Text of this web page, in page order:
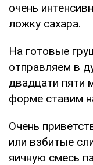
очень
ложку сахара.
На готовые
отправляем в
двадцати пяти
форме ставим
Очень
или взбитые
яичную смесь